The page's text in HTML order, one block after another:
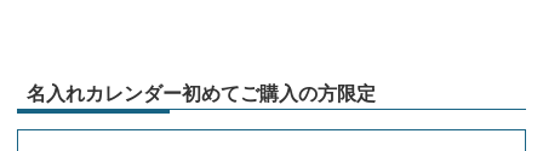
名入れカレンダー初めてご購入の方限定